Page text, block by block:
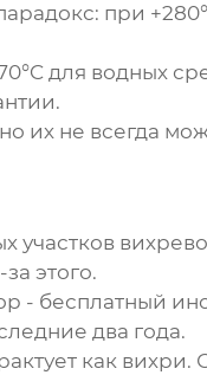
при
для водных
их не всегда
участков
этого.
бесплатный
два года.
как вихри.